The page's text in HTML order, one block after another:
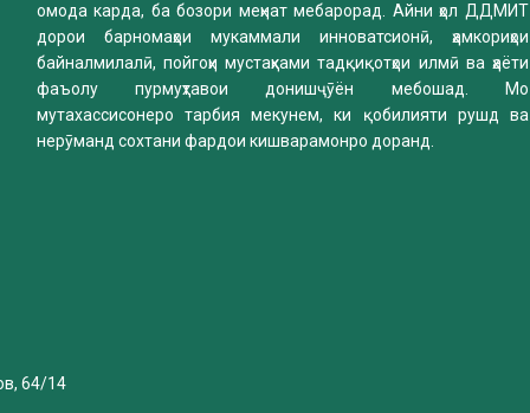
омода карда, ба бозори меҳнат мебарорад. Айни ҳол ДДМИТ
дорои барномаҳои мукаммали инноватсионӣ, ҳамкориҳои
байналмилалӣ, пойгоҳи мустаҳками тадқиқотҳои илмӣ ва ҳаёти
фаъолу пурмуҳтавои донишҷӯён мебошад. Мо
мутахассисонеро тарбия мекунем, ки қобилияти рушд ва
нерӯманд сохтани фардои кишварамонро доранд.
64/14